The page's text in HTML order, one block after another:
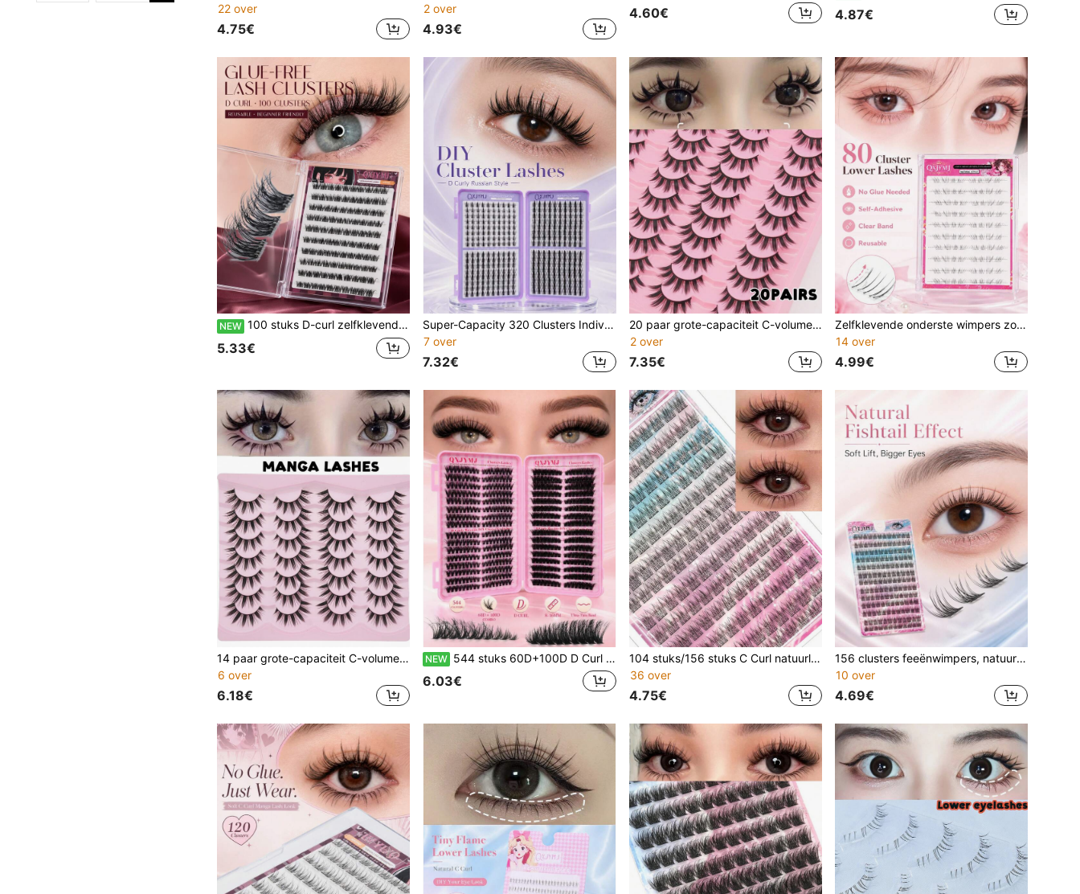
22 over
4.75€
2 over
4.93€
4.60€ 4.87€
NEW 100 stuks D-curl zelfklevende wimperclusters, lijmvrije voorgeplakte individuele valse wimpers, natuurlijke, pluizige, lichtgewicht DIY-wimprextensies, zachte, voorgesneden press-on wimpers, herbruikbaar en beginnersvriendelijk voor dagelijkse make-up
5.33€
Super-Capacity 320 Clusters Individuele Wimperclusters Manga Wispy Wimperclusters Anime Wimperverlenging 10-16mm Cluster Wimperverlengingen Spiky Wimperclusters C-CURL Natuurlijke Wimpers Voor Dagelijks Gebruik, Cosplay, Vakanties. Ultra Zacht Lichtgewicht Herbruikbaar Langdurig
7 over
7.32€
20 paar grote-capaciteit C-volume anime popoog valse wimpers, manga wimpers, zachte en pluizige scherpe valse wimpers, herbruikbaar, geschikt voor dagelijks woon-werkverkeer, cosplay, feesten, Halloween-cadeaus.
2 over
7.35€
Zelfklevende onderste wimpers zonder lijm, 80 clusters DIY onderste wimprextensies met heldere transparante band, herbruikbare warrige manga popoog onderoogwimpers voor dagelijks gebruik, date night, feestmake-up, cosplay look natuurlijke DIY onderste wimpersegmentatie
14 over
4.99€
14 paar grote-capaciteit C-volume anime popoog valse wimpers, manga wimpers, zachte en pluizige scherpe valse wimpers, herbruikbaar, geschikt voor dagelijks woon-werkverkeer, cosplay, feesten, Halloween-cadeaus.
6 over
6.18€
NEW 544 stuks 60D+100D D Curl wimperclusters, 8-16 mm gemengde lengte Russische volume individuele valse wimpers, ultradunne band zacht pluizig herbruikbare DIY wimperverlengingen voor beginners
6.03€
104 stuks/156 stuks C Curl natuurlijke wimperskit, wimperclusterskit, pluizige wimpers, individuele wimpers, manga wimpers, cosplay, geschikt voor dagelijks woon-werkverkeer, daten, feesten, bijeenkomsten, herbruikbaar, dagelijks gebruik van cosmetische hulpmiddelen
36 over
4.75€
156 clusters feeënwimpers, natuurlijke en zoete look, C-krul, beginnersvriendelijk, pluizige individuele wimpers, wimperclusters, wimperclusters, valse wimpers, geschikt voor dagelijks woon-werkverkeer, feesten en vakantiecadeaus.
10 over
4.69€